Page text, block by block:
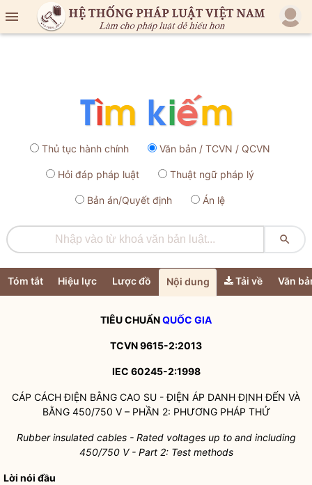

Thủ tục hành chính Văn bản / TCVN / QCVN
Hỏi đáp pháp luật Thuật ngữ pháp lý
Bản án/Quyết định Án lệ

Tóm tắt Hiệu lực Lược đồ Nội dung Tải về Văn
TIÊU CHUẨNQUỐC GIA
TCVN 9615-2:2013
IEC 60245-2:1998
CÁP CÁCH ĐIỆN BẰNG CAO SU - ĐIỆN ÁP DANH ĐỊNH ĐẾN VÀ
BẰNG 450/750 V – PHẦN 2: PHƯƠNG PHÁP THỬ
Rubber insulated cables - Rated voltages up to and including
450/750 V - Part 2: Test methods
Lời nói đầu